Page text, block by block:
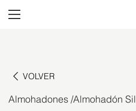
VOLVER
Almohadones /Almohadón Sil